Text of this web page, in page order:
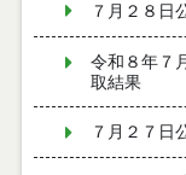
７月２８
令和８年７
取結果
７月２７日